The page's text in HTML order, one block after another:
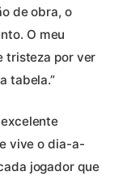
de obra, o
O meu
tristeza por ver
tabela.”
vive o dia-a-
jogador que